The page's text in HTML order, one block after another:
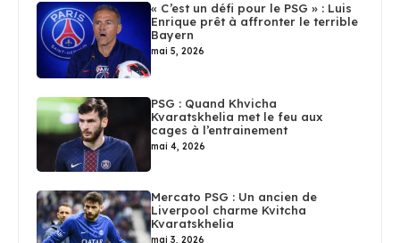
« C’est un défi pour le PSG » : Luis
Enrique prêt à affronter le terrible
Bayern
mai 5, 2026
PSG : Quand Khvicha
Kvaratskhelia met le feu aux
cages à l’entrainement
mai 4, 2026
Mercato PSG : Un ancien de
Liverpool charme Kvitcha
Kvaratskhelia
mai 3, 2026